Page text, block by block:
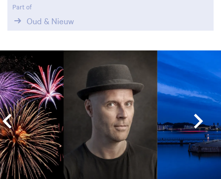
Part of
Oud & Nieuw
Skip